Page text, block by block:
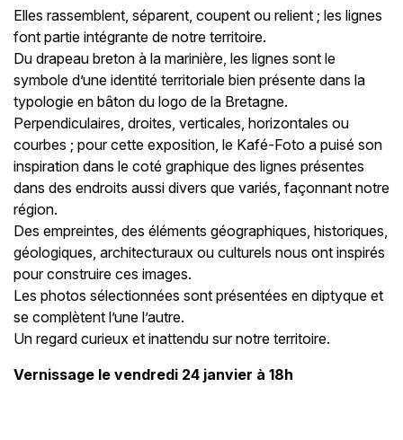
Elles rassemblent, séparent, coupent ou relient ; les lignes
font partie intégrante de notre territoire.
Du drapeau breton à la marinière, les lignes sont le
symbole d’une identité territoriale bien présente dans la
typologie en bâton du logo de la Bretagne.
Perpendiculaires, droites, verticales, horizontales ou
courbes ; pour cette exposition, le Kafé-Foto a puisé son
inspiration dans le coté graphique des lignes présentes
dans des endroits aussi divers que variés, façonnant notre
région.
Des empreintes, des éléments géographiques, historiques,
géologiques, architecturaux ou culturels nous ont inspirés
pour construire ces images.
Les photos sélectionnées sont présentées en diptyque et
se complètent l’une l’autre.
Un regard curieux et inattendu sur notre territoire.
Vernissage le vendredi 24 janvier à 18h